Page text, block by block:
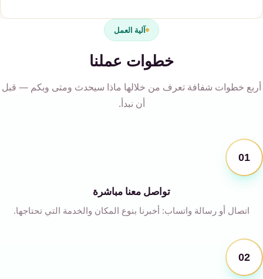
آلية العمل
خطوات عملنا
أربع خطوات شفافة تعرف من خلالها ماذا سيحدث ومتى وبكم — قبل
أن نبدأ.
01
تواصل معنا مباشرة
اتصال أو رسالة واتساب: أخبرنا بنوع المكان والخدمة التي تحتاجها.
02